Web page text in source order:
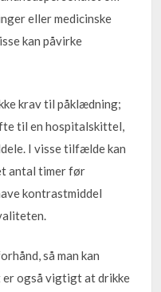
eller medicinske
kan påvirke
krav til påklædning;
til en hospitalskittel,
I visse tilfælde kan
antal timer før
kontrastmiddel
så man kan
også vigtigt at drikke